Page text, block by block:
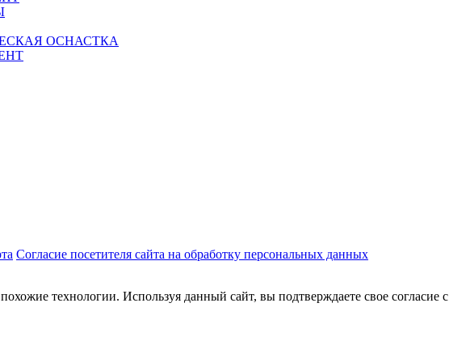
ОСНАСТКА
Согласие посетителя сайта на обработку персональных данных
технологии. Используя данный сайт, вы подтверждаете свое согласие с